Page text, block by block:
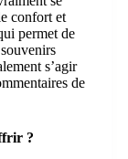
confort et
permet de
s’agir
de
?